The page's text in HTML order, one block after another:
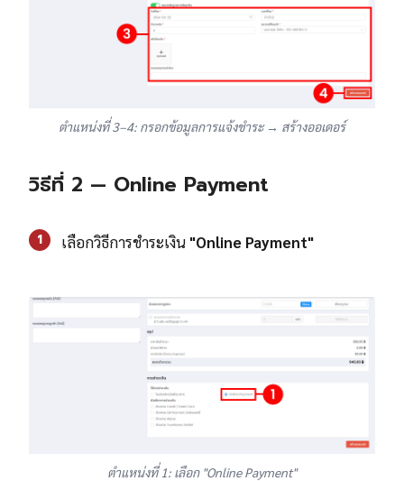
ตำแหน่งที่ 3–4: กรอกข้อมูลการแจ้งชำระ → สร้างออเดอร์
วิธีที่ 2 — Online Payment
1 เลือกวิธีการชำระเงิน "Online Payment"
ตำแหน่งที่ 1: เลือก "Online Payment"